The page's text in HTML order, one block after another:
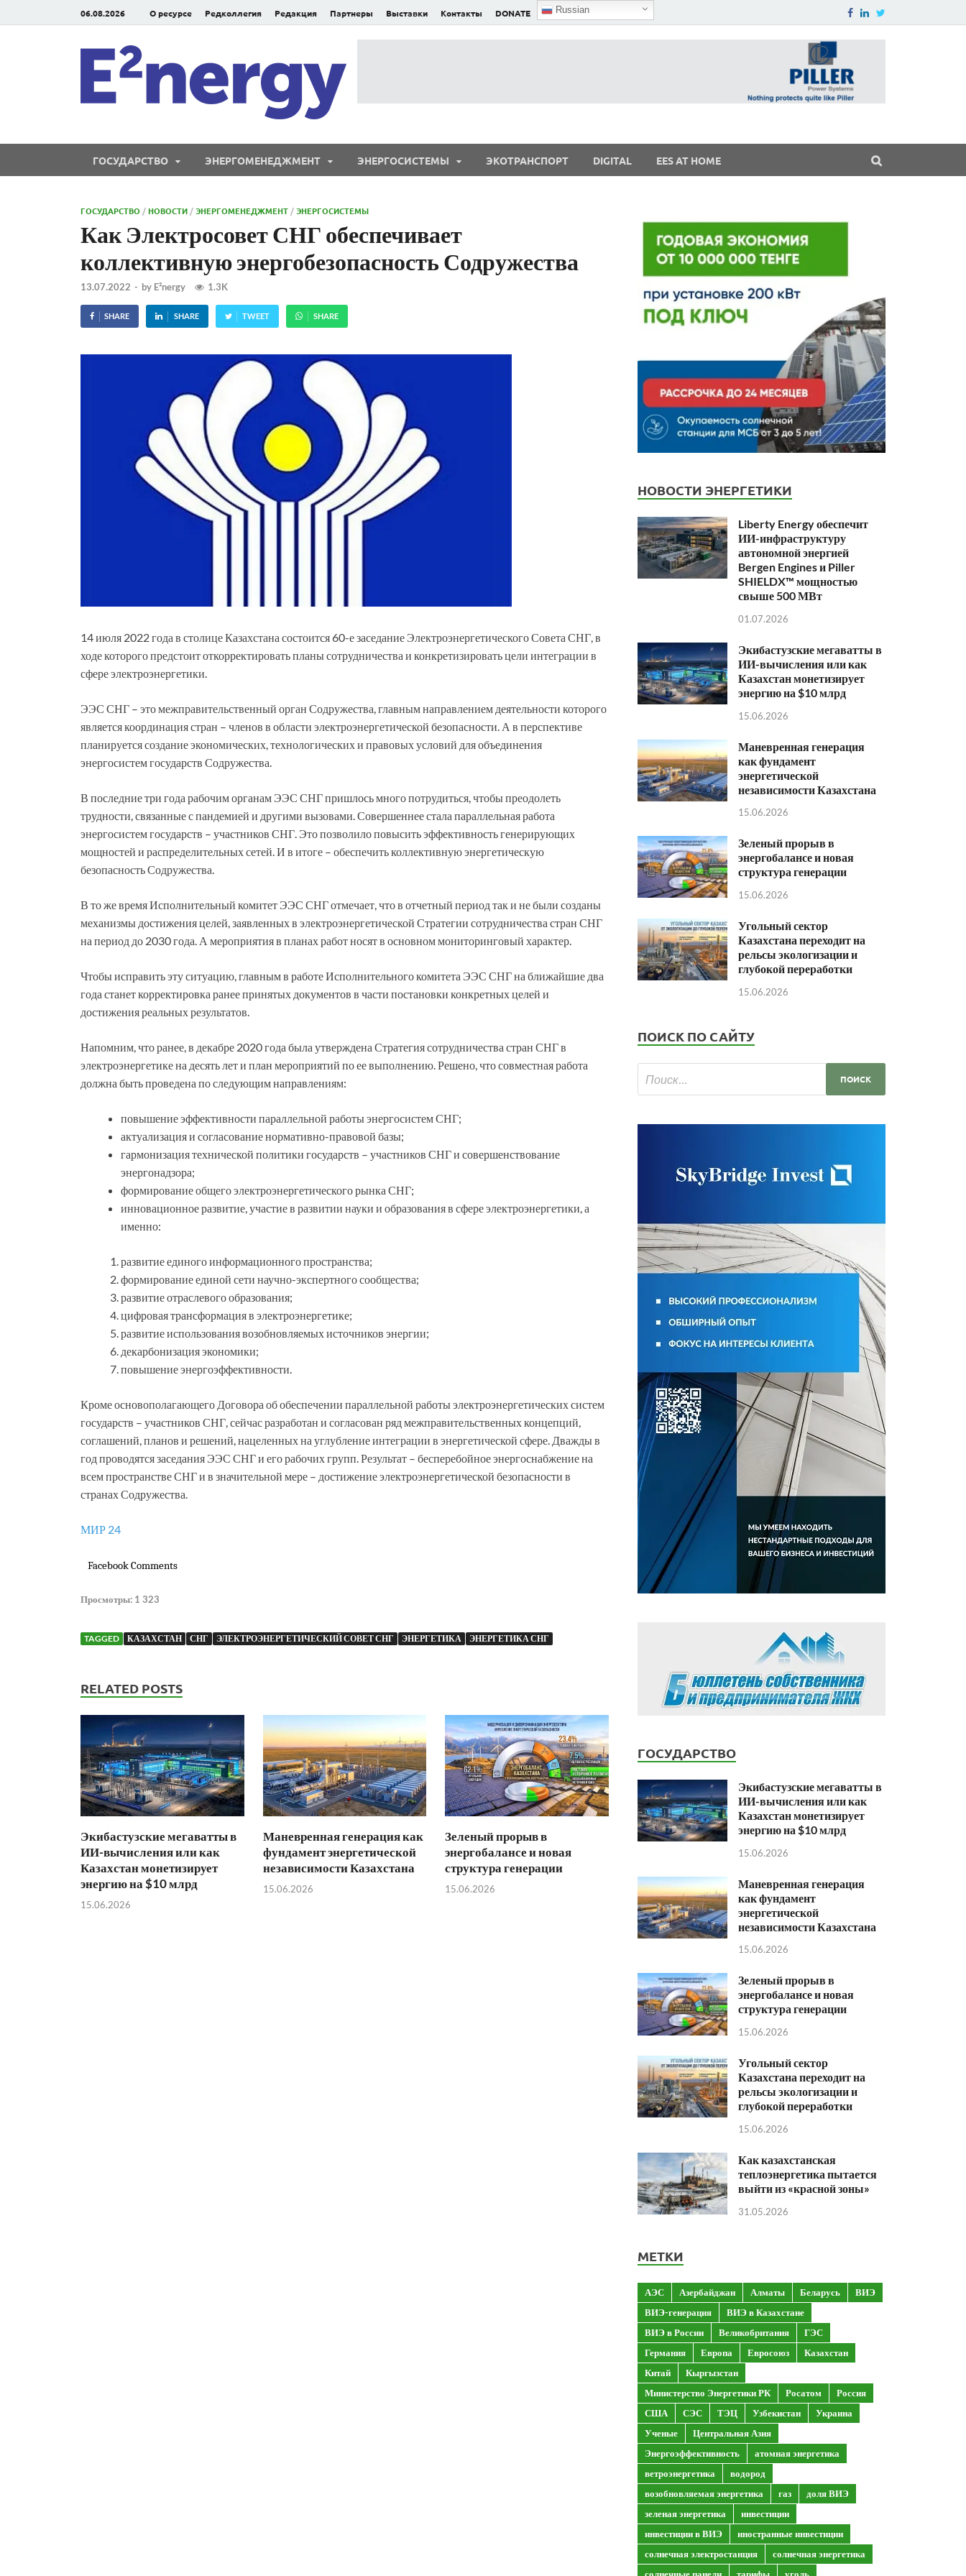
06.08.2026 О ресурсе Редколлегия Редакция Партнеры Выставки Контакты DONATE Russian
ГОСУДАРСТВО ЭНЕРГОМЕНЕДЖМЕНТ ЭНЕРГОСИСТЕМЫ ЭКОТРАНСПОРТ DIGITAL EES AT HOME
ГОСУДАРСТВО /НОВОСТИ /ЭНЕРГОМЕНЕДЖМЕНТ /ЭНЕРГОСИСТЕМЫ
Как Электросовет СНГ обеспечивает
коллективную энергобезопасность Содружества
13.07.2022 - by E²nergy 1.3K
SHARE SHARE TWEET SHARE
14 июля 2022 года в столице Казахстана состоится 60-е заседание Электроэнергетического Совета СНГ, в
ходе которого предстоит откорректировать планы сотрудничества и конкретизировать цели интеграции в
сфере электроэнергетики.
ЭЭС СНГ – это межправительственный орган Содружества, главным направлением деятельности которого
является координация стран – членов в области электроэнергетической безопасности. А в перспективе
планируется создание экономических, технологических и правовых условий для объединения
энергосистем государств Содружества.
В последние три года рабочим органам ЭЭС СНГ пришлось много потрудиться, чтобы преодолеть
трудности, связанные с пандемией и другими вызовами. Совершеннее стала параллельная работа
энергосистем государств – участников СНГ. Это позволило повысить эффективность генерирующих
мощностей и распределительных сетей. И в итоге – обеспечить коллективную энергетическую
безопасность Содружества.
В то же время Исполнительный комитет ЭЭС СНГ отмечает, что в отчетный период так и не были созданы
механизмы достижения целей, заявленных в электроэнергетической Стратегии сотрудничества стран СНГ
на период до 2030 года. А мероприятия в планах работ носят в основном мониторинговый характер.
Чтобы исправить эту ситуацию, главным в работе Исполнительного комитета ЭЭС СНГ на ближайшие два
года станет корректировка ранее принятых документов в части постановки конкретных целей и
достижения реальных результатов.
Напомним, что ранее, в декабре 2020 года была утверждена Стратегия сотрудничества стран СНГ в
электроэнергетике на десять лет и план мероприятий по ее выполнению. Решено, что совместная работа
должна быть проведена по следующим направлениям:
повышение эффективности параллельной работы энергосистем СНГ;
актуализация и согласование нормативно-правовой базы;
гармонизация технической политики государств – участников СНГ и совершенствование
энергонадзора;
формирование общего электроэнергетического рынка СНГ;
инновационное развитие, участие в развитии науки и образования в сфере электроэнергетики, а
именно:
развитие единого информационного пространства;
формирование единой сети научно-экспертного сообщества;
развитие отраслевого образования;
цифровая трансформация в электроэнергетике;
развитие использования возобновляемых источников энергии;
декарбонизация экономики;
повышение энергоэффективности.
Кроме основополагающего Договора об обеспечении параллельной работы электроэнергетических систем
государств – участников СНГ, сейчас разработан и согласован ряд межправительственных концепций,
соглашений, планов и решений, нацеленных на углубление интеграции в энергетической сфере. Дважды в
год проводятся заседания ЭЭС СНГ и его рабочих групп. Результат – бесперебойное энергоснабжение на
всем пространстве СНГ и в значительной мере – достижение электроэнергетической безопасности в
странах Содружества.
МИР 24
Facebook Comments
Просмотры: 1 323
TAGGED КАЗАХСТАН СНГ ЭЛЕКТРОЭНЕРГЕТИЧЕСКИЙ СОВЕТ СНГ ЭНЕРГЕТИКА ЭНЕРГЕТИКА СНГ
RELATED POSTS
Экибастузские мегаватты в
ИИ-вычисления или как
Казахстан монетизирует
энергию на $10 млрд
15.06.2026
Маневренная генерация как
фундамент энергетической
независимости Казахстана
15.06.2026
Зеленый прорыв в
энергобалансе и новая
структура генерации
15.06.2026
НОВОСТИ ЭНЕРГЕТИКИ
Liberty Energy обеспечит
ИИ-инфраструктуру
автономной энергией
Bergen Engines и Piller
SHIELDX™ мощностью
свыше 500 МВт
01.07.2026
Экибастузские мегаватты в
ИИ-вычисления или как
Казахстан монетизирует
энергию на $10 млрд
15.06.2026
Маневренная генерация
как фундамент
энергетической
независимости Казахстана
15.06.2026
Зеленый прорыв в
энергобалансе и новая
структура генерации
15.06.2026
Угольный сектор
Казахстана переходит на
рельсы экологизации и
глубокой переработки
15.06.2026
ПОИСК ПО САЙТУ
ГОСУДАРСТВО
Экибастузские мегаватты в
ИИ-вычисления или как
Казахстан монетизирует
энергию на $10 млрд
15.06.2026
Маневренная генерация
как фундамент
энергетической
независимости Казахстана
15.06.2026
Зеленый прорыв в
энергобалансе и новая
структура генерации
15.06.2026
Угольный сектор
Казахстана переходит на
рельсы экологизации и
глубокой переработки
15.06.2026
Как казахстанская
теплоэнергетика пытается
выйти из «красной зоны»
31.05.2026
МЕТКИ
АЭС Азербайджан Алматы Беларусь
ВИЭ
ВИЭ-генерация
ВИЭ в Казахстане
ВИЭ в России
Великобритания
ГЭС
Германия
Европа Евросоюз
Казахстан
Китай
Кыргызстан
Министерство Энергетики РК
Росатом
Россия
США
СЭС ТЭЦ Узбекистан
Украина
Ученые
Центральная Азия
Энергоэффективность
атомная энергетика
ветроэнергетика
водород
возобновляемая энергетика
газ
доля ВИЭ
зеленая энергетика
инвестиции
инвестиции в ВИЭ
иностранные инвестиции
солнечная электростанция
солнечная энергетика
солнечные панели
тарифы уголь